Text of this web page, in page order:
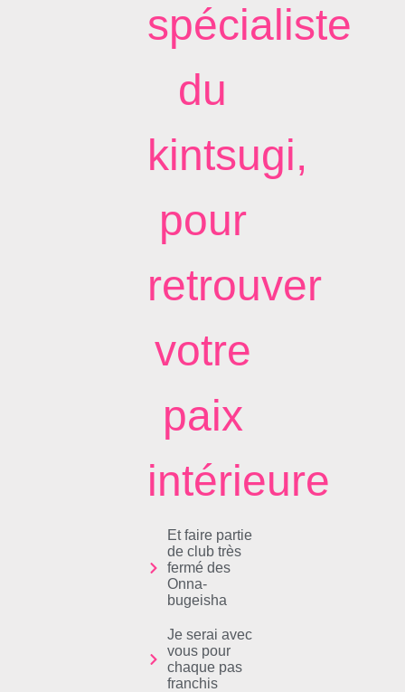
spécialiste
du
kintsugi,
pour
retrouver
votre
paix
intérieure
Et faire partie
de club très
fermé des
Onna-
bugeisha
Je serai avec
vous pour
chaque pas
franchis